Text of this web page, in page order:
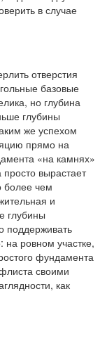
в случае
отверстия
базовые
но глубина
глубины
же успехом
прямо на
«на камнях»
вырастает
более чем
и
глубины
поддерживать
на ровном участке,
фундамента
своими
как